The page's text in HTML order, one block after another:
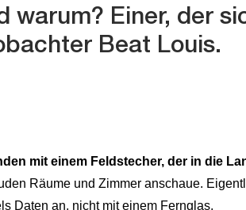
warum? Einer, der
Beat Louis.
mit einem Feldstecher, der in die
Räume und Zimmer anschaue.
Daten an, nicht mit einem Fernglas.